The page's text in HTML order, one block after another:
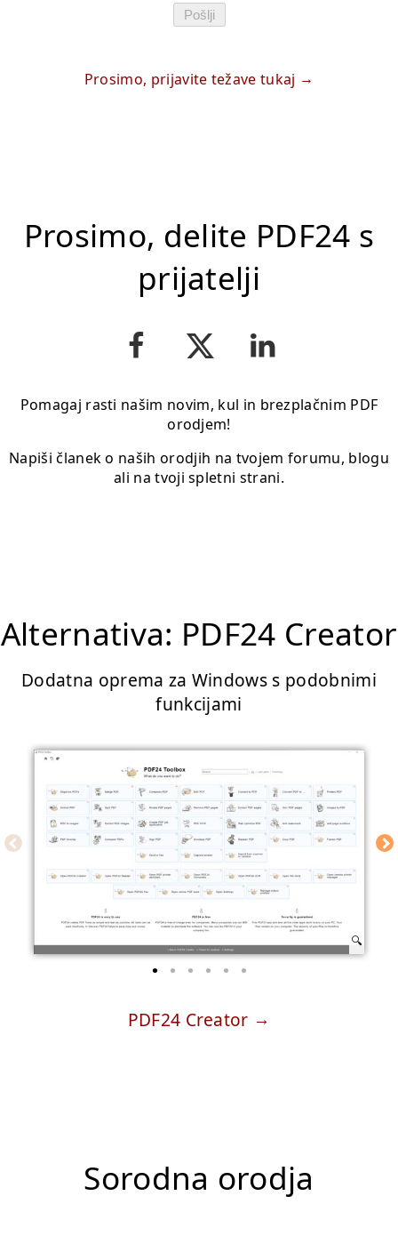
Pošlji
Prosimo, prijavite težave tukaj
Prosimo, delite PDF24 s
prijatelji
Pomagaj rasti našim novim, kul in brezplačnim PDF
orodjem!
Napiši članek o naših orodjih na tvojem forumu, blogu
ali na tvoji spletni strani.
Alternativa: PDF24 Creator
Dodatna oprema za Windows s podobnimi
funkcijami
PDF24 Creator
Sorodna orodja